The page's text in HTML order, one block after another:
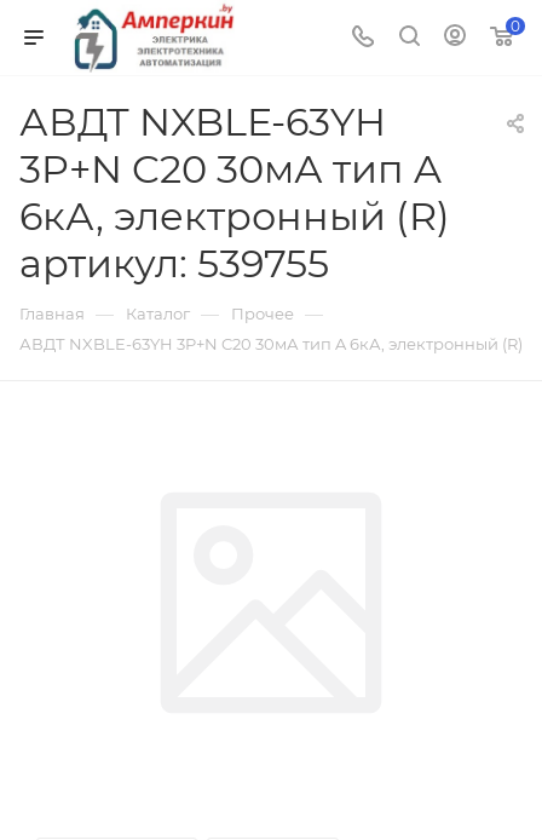
0
АВДТ NXBLE-63YH
3P+N C20 30мА тип A
6кА, электронный (R)
артикул: 539755
Главная — Каталог — Прочее —
АВДТ NXBLE-63YH 3P+N C20 30мА тип A 6кА, электронный (R)